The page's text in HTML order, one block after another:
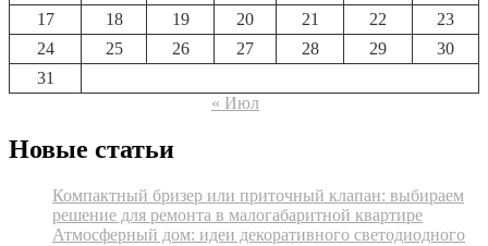
17
18 19 20 21 22
23
24
25 26 27 28 29
30
31
« Июл
Новые статьи
Компактный бризер или приточный клапан: выбираем
решение для ремонта в малогабаритной квартире
Атмосферный дом: идеи декоративного светодиодного